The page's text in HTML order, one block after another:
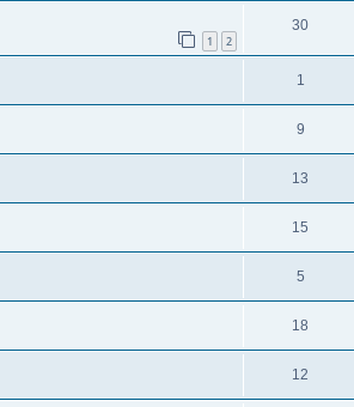
1 2
30
1
9
13
15
5
18
12